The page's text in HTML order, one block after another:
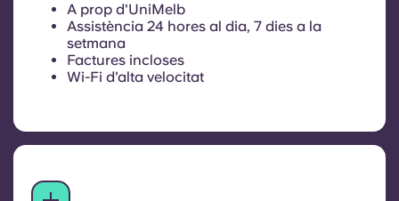
A prop d'UniMelb
Assistència 24 hores al dia, 7 dies a la
setmana
Factures incloses
Wi-Fi d'alta velocitat